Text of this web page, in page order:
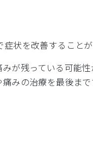
状を改善することが
が残っている可能
みの治療を最後まで